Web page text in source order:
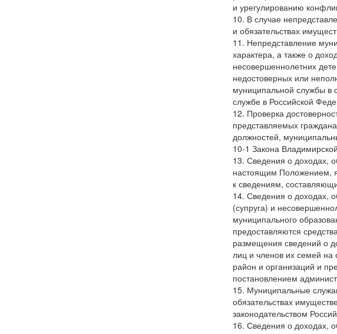
и урегулированию
10. В случае
и обязательствах
11. Непредставление
характера, а также о
несовершеннолетних
недостоверных или
муниципальной службы в
службе в Российской
12. Проверка
представляемых
должностей,
10-1 Закона
13. Сведения о доходах,
настоящим Положением,
к сведениям,
14. Сведения о доходах,
(супруга) и
муниципального
предоставляются
размещения сведений о
лиц и членов их семей на
район и организаций и
постановлением
15. Муниципальные
обязательствах
законодательством
16. Сведения о доходах,